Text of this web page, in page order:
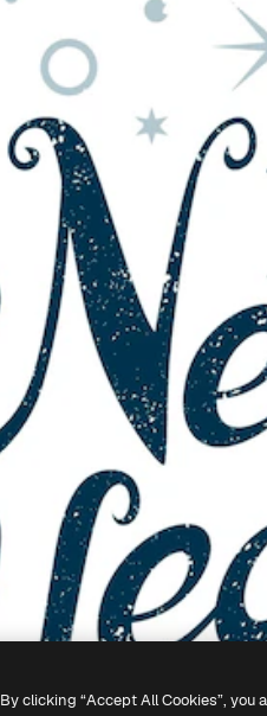
By clicking “Accept All Cookies”,